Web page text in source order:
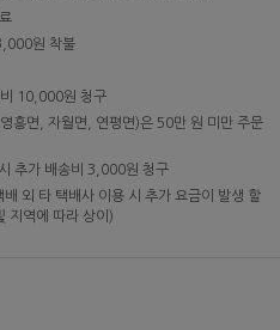
원 착불
10,000원 청구
흥면, 자월면, 연평면)은 50만 원 미만 주문
추가 배송비 3,000원 청구
외 타 택배사 이용 시 추가 요금이 발생 할
지역에 따라 상이)